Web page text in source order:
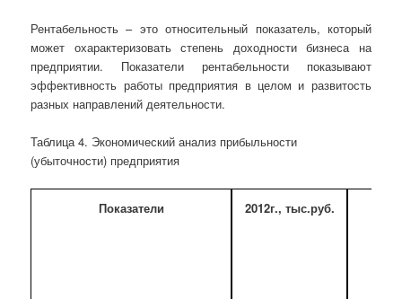
Рентабельность – это относительный показатель, который
может охарактеризовать степень доходности бизнеса на
предприятии. Показатели рентабельности показывают
эффективность работы предприятия в целом и развитость
разных направлений деятельности.
Таблица 4. Экономический анализ прибыльности
(убыточности) предприятия
Показатели 2012г., тыс.руб.